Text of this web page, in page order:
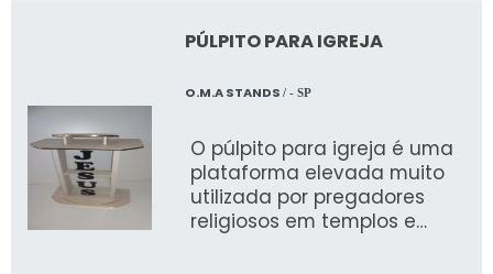
PÚLPITO PARA IGREJA
O.M.A STANDS / - SP
O púlpito para igreja é uma
plataforma elevada muito
utilizada por pregadores
religiosos em templos e